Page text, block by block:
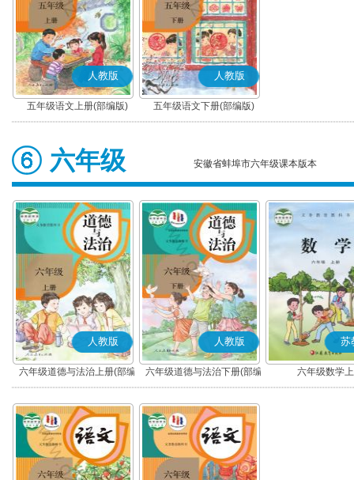
人教版
五年级语文上册(部编版)
人教版
五年级语文下册(部编版)
六年级 安徽省蚌埠市六年级课本版本
人教版
六年级道德与法治上册(部编
版)
人教版
六年级道德与法治下册(部编
版)
苏
六年级数学